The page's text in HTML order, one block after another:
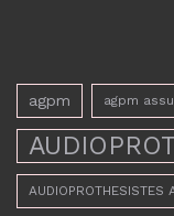
agpm agpm
AUDIOPROTHESISTES